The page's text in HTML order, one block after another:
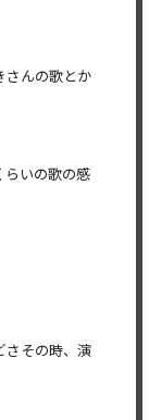
さんの歌とか
らいの歌の感
さその時、演